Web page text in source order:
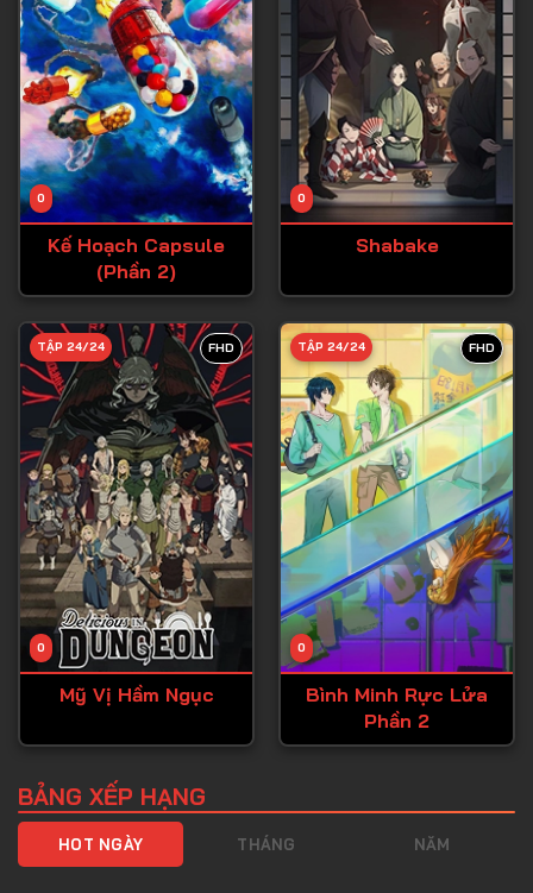
Tập 32
Tập 33
Tập 34
Tập 35
Tập 36
Tập 39
Tập 40
Tập 41
Tập 42
Tập 43
Tập 44
Tập 45
Tập 46
Tập 47
Tập 49
0
Kế Hoạch Capsule
(Phần 2)
0
Shabake
FHD
0
TẬP 24/24
Mỹ Vị Hầm Ngục
FHD
0
TẬP 24/24
Bình Minh Rực Lửa
Phần 2
BẢNG XẾP HẠNG
HOT NGÀY THÁNG NĂM